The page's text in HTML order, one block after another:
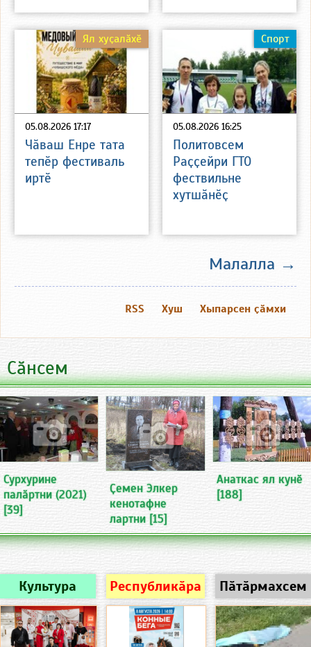
05.08.2026 17:17
Ял хуҫалӑхӗ
Чӑваш Енре тата
тепӗр фестиваль
иртӗ
05.08.2026 16:25
Спорт
Политовсем
Раҫҫейри ГТО
фествильне
хутшӑнӗҫ
Малалла →
Хыпарсен ҫӑмхи
Хуш
RSS
Сӑнсем
Сурхурине
палӑртни (2021)
[39]
Ҫемен Элкер
кенотафне
лартни[15]
Анаткас ял кунӗ
[188]
Культура Республикӑра Пӑтӑрмахсем